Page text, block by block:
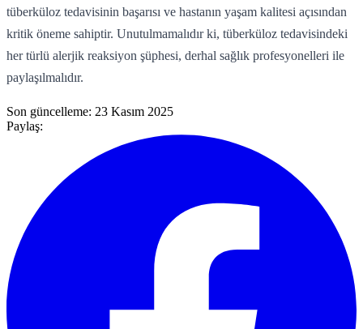
tüberküloz tedavisinin başarısı ve hastanın yaşam kalitesi açısından
kritik öneme sahiptir. Unutulmamalıdır ki, tüberküloz tedavisindeki
her türlü alerjik reaksiyon şüphesi, derhal sağlık profesyonelleri ile
paylaşılmalıdır.
Son güncelleme: 23 Kasım 2025
Paylaş: